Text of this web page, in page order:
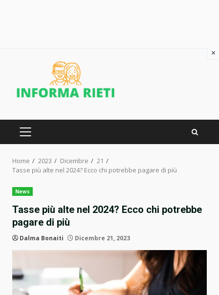
PRIMARY
Home 2023 Dicembre
21
Tasse più alte nel 2024? Ecco chi potrebbe pagare di più
News
Tasse più alte nel 2024? Ecco chi potrebbe
pagare di più
Dalma Bonaiti Dicembre 21, 2023
×